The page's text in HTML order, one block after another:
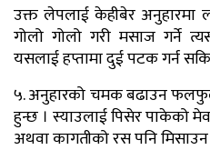
उक्त लेपलाई केहीबेर अनुहारमा
गोलो गोलो गरी मसाज गर्ने
यसलाई हप्तामा दुई पटक गर्न
५. अनुहारको चमक बढाउन
हुन्छ । स्याउलाई पिसेर पाकेको
अथवा कागतीको रस पनि